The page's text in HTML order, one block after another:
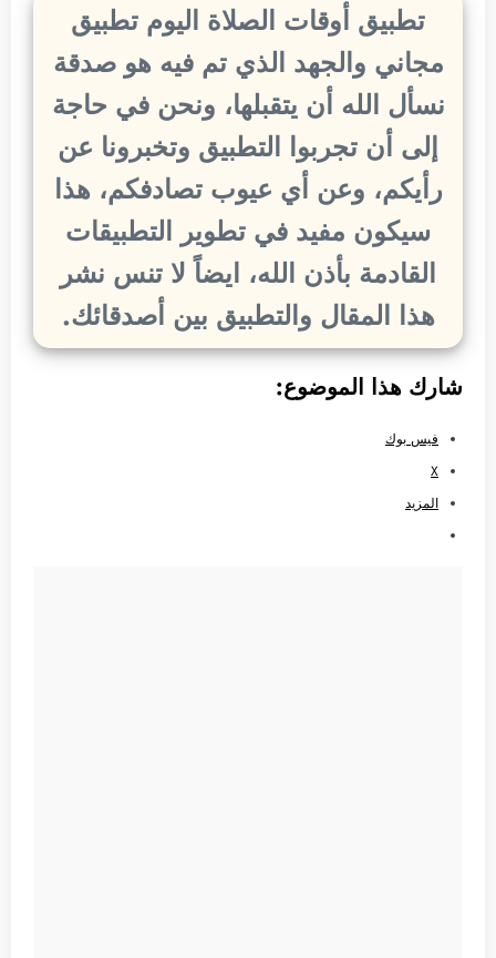
تطبيق أوقات الصلاة اليوم تطبيق
مجاني والجهد الذي تم فيه هو صدقة
نسأل الله أن يتقبلها، ونحن في حاجة
إلى أن تجربوا التطبيق وتخبرونا عن
رأيكم، وعن أي عيوب تصادفكم، هذا
سيكون مفيد في تطوير التطبيقات
القادمة بأذن الله، ايضاً لا تنس نشر
هذا المقال والتطبيق بين أصدقائك.
شارك هذا الموضوع:
فيس بوك
X
المزيد